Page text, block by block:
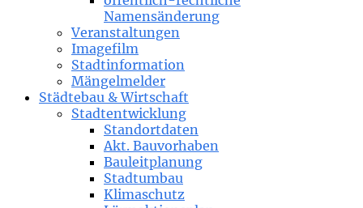
Namensänderung
Veranstaltungen
Imagefilm
Stadtinformation
Mängelmelder
Städtebau & Wirtschaft
Stadtentwicklung
Standortdaten
Akt. Bauvorhaben
Bauleitplanung
Stadtumbau
Klimaschutz